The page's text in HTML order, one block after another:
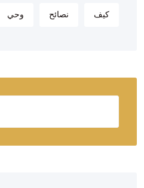
كيف نصائح وحي